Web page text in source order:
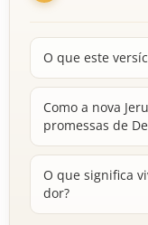
O que este
Como a nova
promessas de
O que significa
dor?